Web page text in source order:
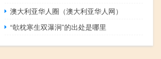
澳大利亚华人圈（澳大利亚华人网）
“欹枕寒生双瀑涧”的出处是哪里